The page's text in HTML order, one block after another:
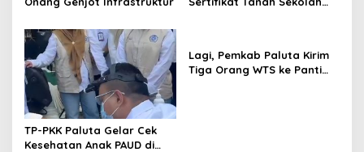
TP-PKK Paluta Gelar Cek
Kesehatan Anak PAUD di
Lagi, Pemkab Paluta Kirim
Tiga Orang WTS ke Panti